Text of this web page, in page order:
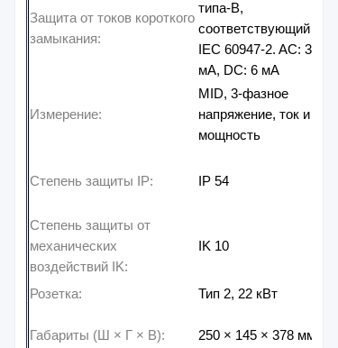
Защита от токов короткого
замыкания:
типа-B,
соответствующий
IEC 60947-2. AC: 30
мА, DC: 6 мА
Измерение:
MID, 3-фазное
напряжение, ток и
мощность
Степень защиты IP: IP 54
Степень защиты от
механических
воздействий IK:
IK 10
Розетка: Тип 2, 22 кВт
Габариты (Ш × Г × В): 250 × 145 × 378 мм